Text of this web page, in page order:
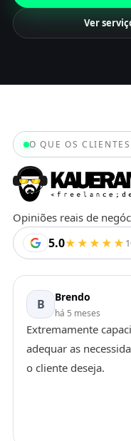
Ver
O QUE OS
Opiniões reais de
5.0★★★★★
B Brendo
há 5 meses
Extremamente
adequar as
o cliente deseja.